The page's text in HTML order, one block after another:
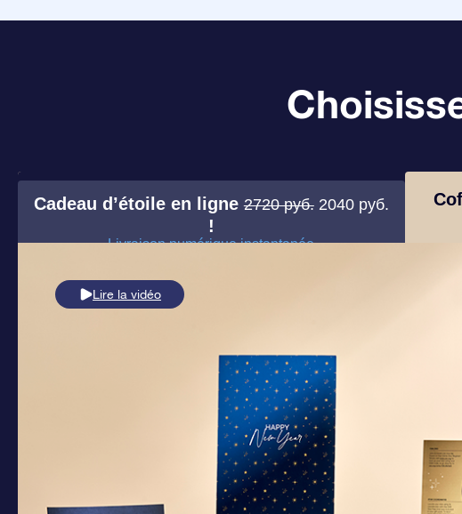
Cadeau d’étoile en ligne2720 руб. 2040 руб.
!
Livraison numérique instantanée
Lire la vidéo